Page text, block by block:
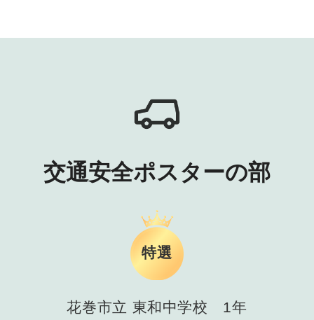
交通安全ポスターの部
特選
花巻市立 東和中学校 1年